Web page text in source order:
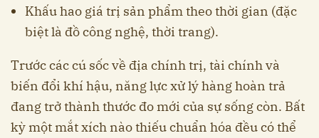
Khấu hao giá trị sản phẩm theo thời gian (đặc
biệt là đồ công nghệ, thời trang).
Trước các cú sốc về địa chính trị, tài chính và
biến đổi khí hậu, năng lực xử lý hàng hoàn trả
đang trở thành thước đo mới của sự sống còn. Bất
kỳ một mắt xích nào thiếu chuẩn hóa đều có thể